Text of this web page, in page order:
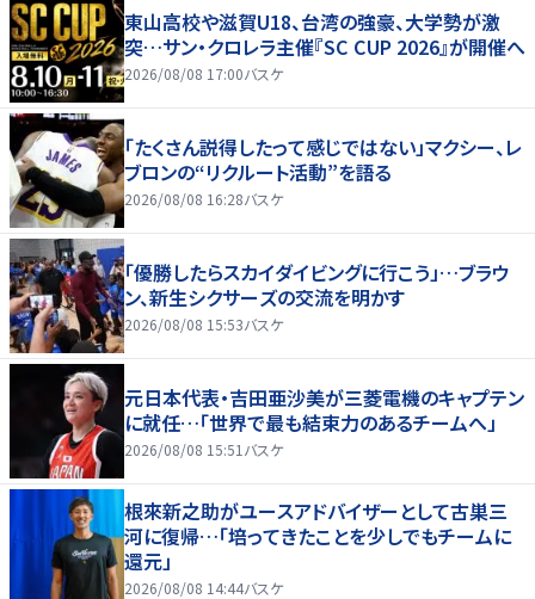
東山高校や滋賀U18、台湾の強豪、大学勢が激
突…サン・クロレラ主催『SC CUP 2026』が開催へ
2026/08/08 17:00バスケ
「たくさん説得したって感じではない」マクシー、レ
ブロンの“リクルート活動”を語る
2026/08/08 16:28バスケ
「優勝したらスカイダイビングに行こう」…ブラウ
ン、新生シクサーズの交流を明かす
2026/08/08 15:53バスケ
元日本代表・吉田亜沙美が三菱電機のキャプテン
に就任…「世界で最も結束力のあるチームへ」
2026/08/08 15:51 バスケ
根來新之助がユースアドバイザーとして古巣三
河に復帰…「培ってきたことを少しでもチームに
還元」
2026/08/08 14:44バスケ